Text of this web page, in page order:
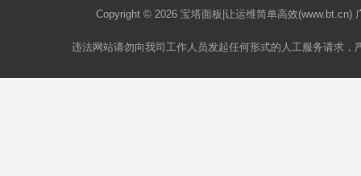
Copyright © 2026 宝塔面板 |让运维简单高效
违法网站请勿向我司工作人员发起任何形式的人工服务请求，